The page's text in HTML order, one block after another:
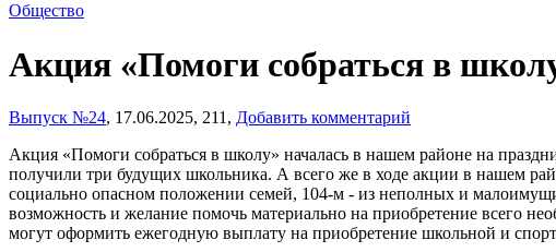
Общество
Акция «Помоги собраться в
Выпуск №24, 17.06.2025, 211, Добавить комментарий
Акция «Помоги собраться в школу» началась в нашем районе на
получили три будущих школьника. А всего же в ходе акции в нашем
социально опасном положении семей, 104-м - из неполных и
возможность и желание помочь материально на приобретение всего
могут оформить ежегодную выплату на приобретение школьной и